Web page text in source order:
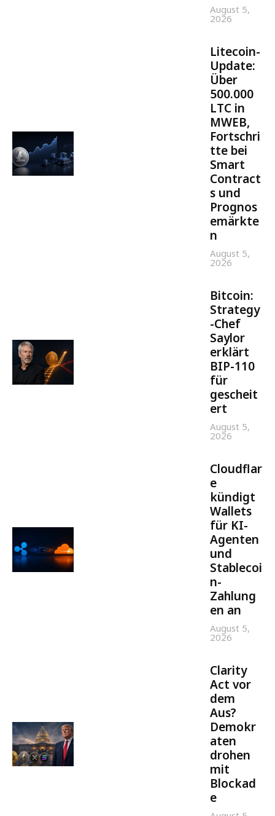
August 5,
2026
Litecoin-
Update:
Über
500.000
LTC in
MWEB,
Fortschri
tte bei
Smart
Contract
s und
Prognos
emärkte
n
August 5,
2026
Bitcoin:
Strategy
-Chef
Saylor
erklärt
BIP-110
für
gescheit
ert
August 5,
2026
Cloudflar
e
kündigt
Wallets
für KI-
Agenten
und
Stablecoi
n-
Zahlung
en an
August 5,
2026
Clarity
Act vor
dem
Aus?
Demokr
aten
drohen
mit
Blockad
e